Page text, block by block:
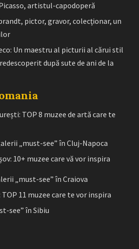
artistul-capodoperă
pictor, gravor, colecţionar, un
Un maestru al picturii al cărui stil
după sute de ani de la
TOP 8 muzee de artă care te
„must-see” în Cluj-Napoca
10+ muzee care vă vor inspira
„must-see” în Craiova
11 muzee care te vor inspira
see” în Sibiu